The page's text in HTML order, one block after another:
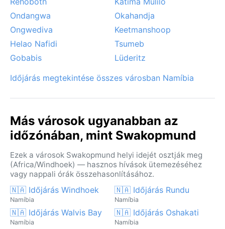
különlegeset.
Ondangwa
Okahandja
Ongwediva
Keetmanshoop
Helao Nafidi
Tsumeb
Gobabis
Lüderitz
Időjárás megtekintése összes városban Namíbia
Más városok ugyanabban az
időzónában, mint Swakopmund
Ezek a városok Swakopmund helyi idejét osztják meg
(Africa/Windhoek) — hasznos hívások ütemezéséhez
vagy nappali órák összehasonlításához.
🇳🇦 Időjárás Windhoek
Namíbia
🇳🇦 Időjárás Rundu
Namíbia
🇳🇦 Időjárás Walvis Bay
Namíbia
🇳🇦 Időjárás Oshakati
Namíbia